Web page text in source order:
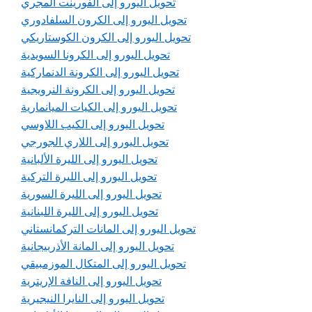
تحويل اليورو إلى الفورينت المجري
تحويل اليورو إلى الكرون السلفادوري
تحويل اليورو إلى الكرون الكوستاريكي
تحويل اليورو إلى الكرونا السويدية
تحويل اليورو إلى الكرونة الدنماركية
تحويل اليورو إلى الكرونة النرويجية
تحويل اليورو إلى الكيات الميانمارية
تحويل اليورو إلى الكيب اللاوسي
تحويل اليورو إلى اللاري الجورجي
تحويل اليورو إلى الليرة الألبانية
تحويل اليورو إلى الليرة التركية
تحويل اليورو إلى الليرة السورية
تحويل اليورو إلى الليرة اللبنانية
تحويل اليورو إلى المانات التركمانستاني
تحويل اليورو إلى المانة الأذربيجانية
تحويل اليورو إلى المتكال الموزمبيقي
تحويل اليورو إلى النافة الإريترية
تحويل اليورو إلى النايرا النيجيرية